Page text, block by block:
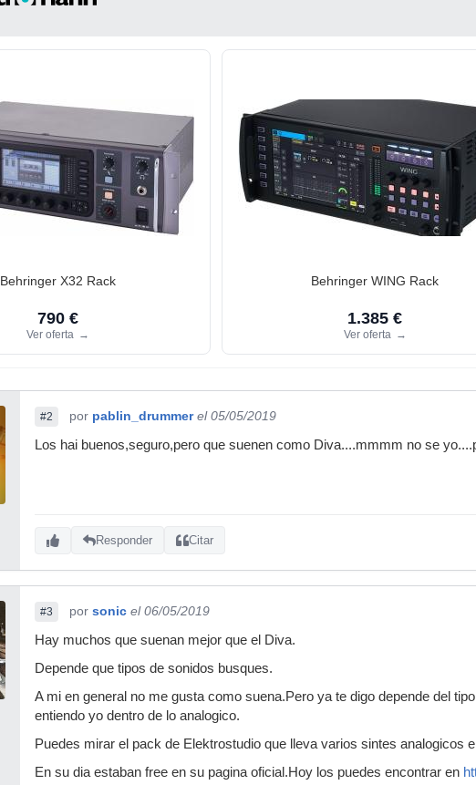
Behringer X32 Rack
790 €
Ver oferta →
Behringer WING Rack
1.385 €
Ver oferta →
#2 por pablin_drummer el 05/05/2019
Los hai buenos,seguro,pero que suenen como Diva....mmmm no se
Responder Citar
#3 por sonic el 06/05/2019
Hay muchos que suenan mejor que el Diva.
Depende que tipos de sonidos busques.
A mi en general no me gusta como suena.Pero ya te digo depende del
entiendo yo dentro de lo analogico.
Puedes mirar el pack de Elektrostudio que lleva varios sintes analogicos
En su dia estaban free en su pagina oficial.Hoy los puedes encontrar en